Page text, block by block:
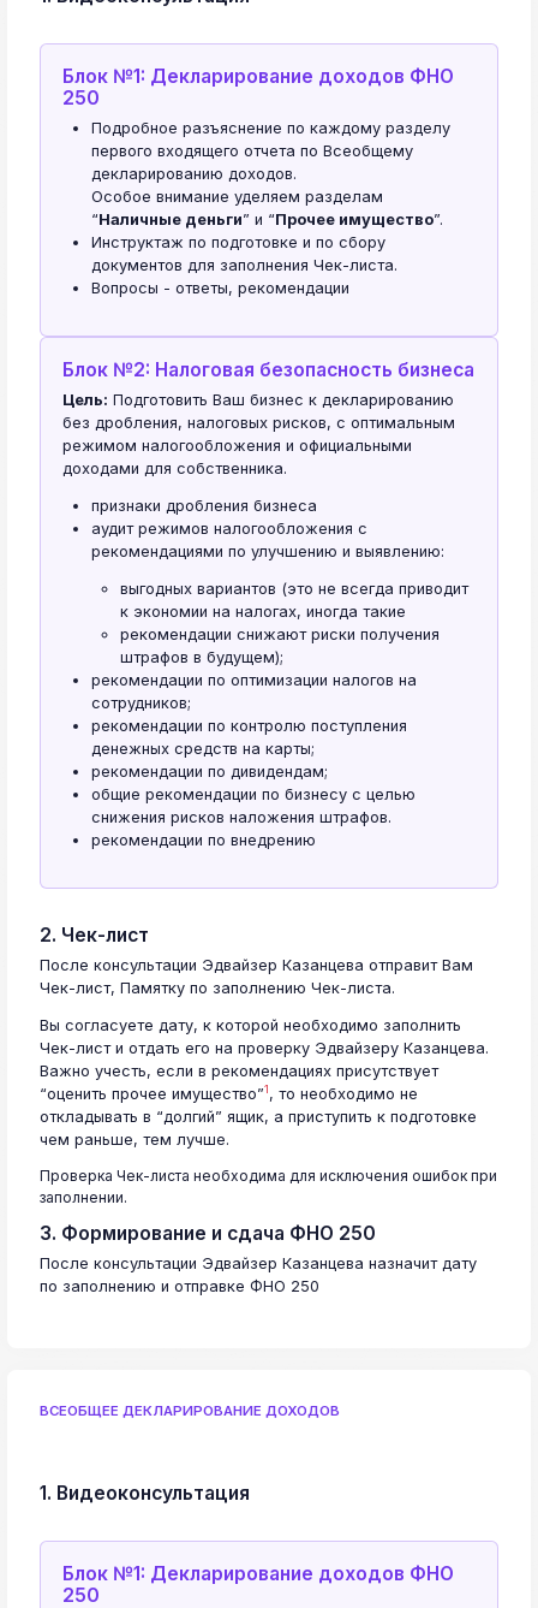
Блок №1: Декларирование доходов ФНО
250
Подробное разъяснение по каждому разделу
первого входящего отчета по Всеобщему
декларированию доходов.
Особое внимание уделяем разделам
“Наличные деньги” и “Прочее имущество”.
Инструктаж по подготовке и по сбору
документов для заполнения Чек-листа.
Вопросы - ответы, рекомендации
Блок №2: Налоговая безопасность бизнеса
Цель: Подготовить Ваш бизнес к декларированию
без дробления, налоговых рисков, с оптимальным
режимом налогообложения и официальными
доходами для собственника.
признаки дробления бизнеса
аудит режимов налогообложения с
рекомендациями по улучшению и выявлению:
выгодных вариантов (это не всегда приводит
к экономии на налогах, иногда такие
рекомендации снижают риски получения
штрафов в будущем);
рекомендации по оптимизации налогов на
сотрудников;
рекомендации по контролю поступления
денежных средств на карты;
рекомендации по дивидендам;
общие рекомендации по бизнесу с целью
снижения рисков наложения штрафов.
рекомендации по внедрению
2. Чек-лист
После консультации Эдвайзер Казанцева отправит Вам
Чек-лист, Памятку по заполнению Чек-листа.
Вы согласуете дату, к которой необходимо заполнить
Чек-лист и отдать его на проверку Эдвайзеру Казанцева.
Важно учесть, если в рекомендациях присутствует
“оценить прочее имущество”1, то необходимо не
откладывать в “долгий” ящик, а приступить к подготовке
чем раньше, тем лучше.
Проверка Чек-листа необходима для исключения ошибок при
заполнении.
3. Формирование и сдача ФНО 250
После консультации Эдвайзер Казанцева назначит дату
по заполнению и отправке ФНО 250
ВСЕОБЩЕЕ ДЕКЛАРИРОВАНИЕ ДОХОДОВ
1. Видеоконсультация
Блок №1: Декларирование доходов ФНО
250